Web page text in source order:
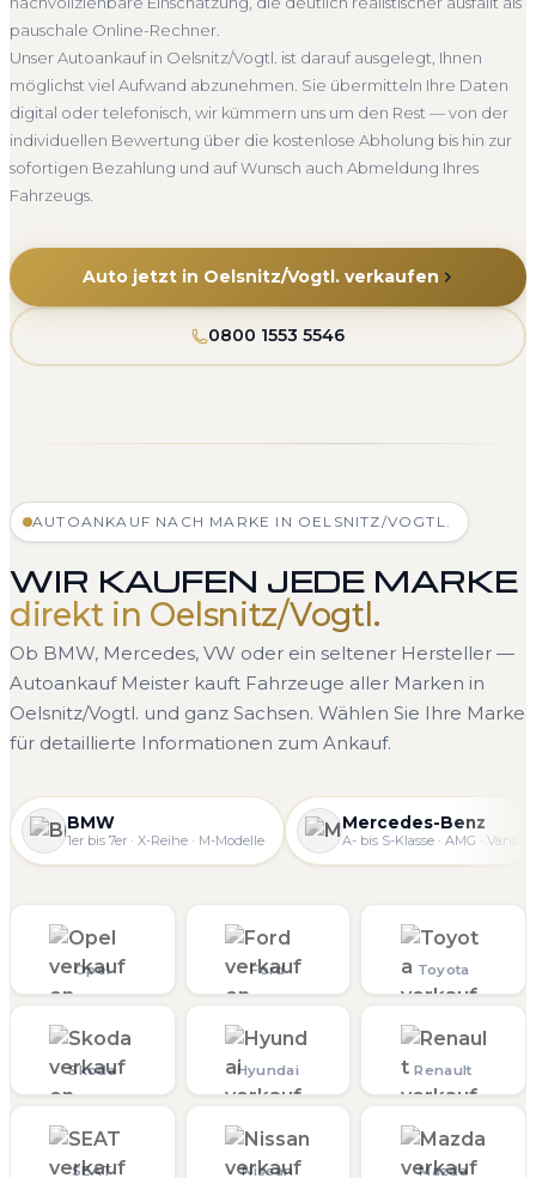
pauschale Online-Rechner.
Unser Autoankauf in Oelsnitz/Vogtl. ist darauf ausgelegt, Ihnen
möglichst viel Aufwand abzunehmen. Sie übermitteln Ihre Daten
digital oder telefonisch, wir kümmern uns um den Rest — von der
individuellen Bewertung über die kostenlose Abholung bis hin zur
sofortigen Bezahlung und auf Wunsch auch Abmeldung Ihres
Fahrzeugs.
Auto jetzt in Oelsnitz/Vogtl. verkaufen
0800 1553 5546
AUTOANKAUF NACH MARKE IN OELSNITZ/VOGTL.
WIR KAUFEN JEDE MARKE
direkt in Oelsnitz/Vogtl.
Ob BMW, Mercedes, VW oder ein seltener Hersteller —
Autoankauf Meister kauft Fahrzeuge aller Marken in
Oelsnitz/Vogtl. und ganz Sachsen. Wählen Sie Ihre Marke
für detaillierte Informationen zum Ankauf.
BMW
1er bis 7er · X-Reihe · M-Modelle
Mercedes-Benz
A- bis S-Klasse · AMG · Vans
Opel Ford Toyota
Skoda Hyundai Renault
SEAT Nissan Mazda